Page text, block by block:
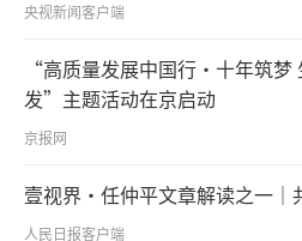
央视新闻客户端
“高质量发展中国行·十年筑梦
发”主题活动在京启动
京报网
壹视界·任仲平文章解读之一｜
人民日报客户端